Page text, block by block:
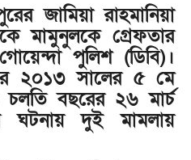
জামিয়া রাহমানিয়া
মামুনুলকে গ্রেফতার
পুলিশ (ডিবি)।
২০১৩ সালের ৫ মে
বছরের ২৬ মার্চ
ঘটনায় দুই মামলায়